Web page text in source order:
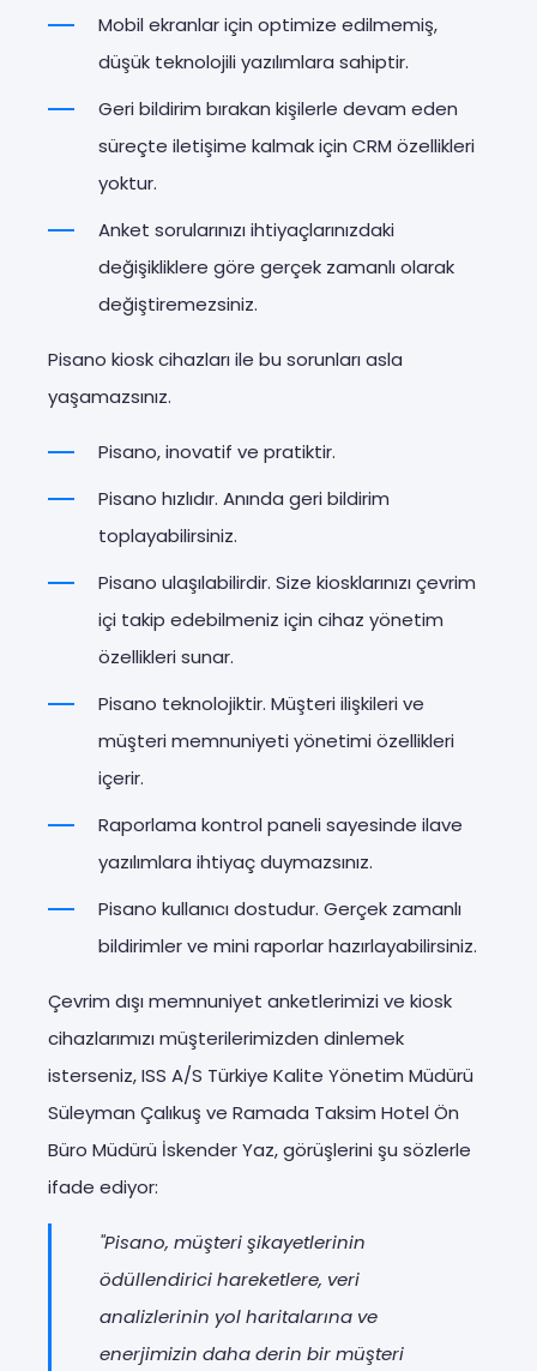
Mobil ekranlar için optimize edilmemiş,
düşük teknolojili yazılımlara sahiptir.
Geri bildirim bırakan kişilerle devam eden
süreçte iletişime kalmak için CRM özellikleri
yoktur.
Anket sorularınızı ihtiyaçlarınızdaki
değişikliklere göre gerçek zamanlı olarak
değiştiremezsiniz.
Pisano kiosk cihazları ile bu sorunları asla
yaşamazsınız.
Pisano, inovatif ve pratiktir.
Pisano hızlıdır. Anında geri bildirim
toplayabilirsiniz.
Pisano ulaşılabilirdir. Size kiosklarınızı çevrim
içi takip edebilmeniz için cihaz yönetim
özellikleri sunar.
Pisano teknolojiktir. Müşteri ilişkileri ve
müşteri memnuniyeti yönetimi özellikleri
içerir.
Raporlama kontrol paneli sayesinde ilave
yazılımlara ihtiyaç duymazsınız.
Pisano kullanıcı dostudur. Gerçek zamanlı
bildirimler ve mini raporlar hazırlayabilirsiniz.
Çevrim dışı memnuniyet anketlerimizi ve kiosk
cihazlarımızı müşterilerimizden dinlemek
isterseniz, ISS A/S Türkiye Kalite Yönetim Müdürü
Süleyman Çalıkuş ve Ramada Taksim Hotel Ön
Büro Müdürü İskender Yaz, görüşlerini şu sözlerle
ifade ediyor:
"Pisano, müşteri şikayetlerinin
ödüllendirici hareketlere, veri
analizlerinin yol haritalarına ve
enerjimizin daha derin bir müşteri